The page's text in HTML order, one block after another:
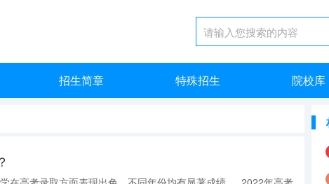
招生简章 特殊招生 院校库